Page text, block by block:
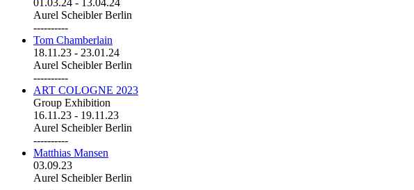
Aurel Scheibler Berlin
----------
Tom Chamberlain
18.11.23 - 23.01.24
Aurel Scheibler Berlin
----------
ART COLOGNE 2023
Group Exhibition
16.11.23 - 19.11.23
Aurel Scheibler Berlin
----------
Matthias Mansen
03.09.23
Aurel Scheibler Berlin